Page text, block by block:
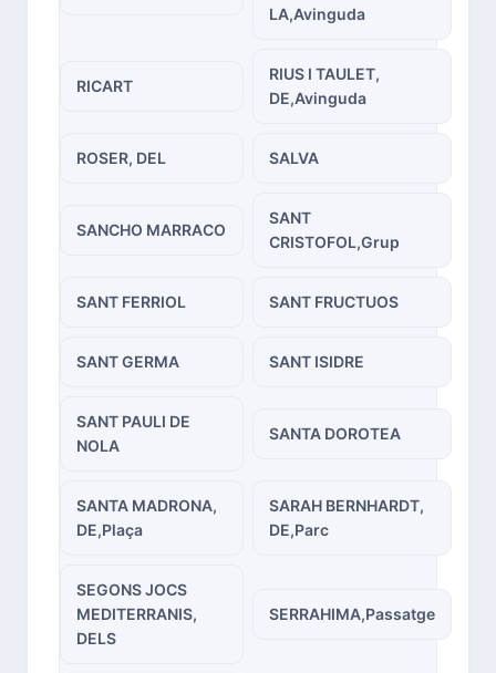
LA,Avinguda
RICART
RIUS I TAULET,
DE,Avinguda
ROSER, DEL SALVA
SANCHO MARRACO
SANT
CRISTOFOL,Grup
SANT FERRIOL SANT FRUCTUOS
SANT GERMA SANT ISIDRE
SANT PAULI DE
NOLA
SANTA DOROTEA
SANTA MADRONA,
DE,Plaça
SARAH BERNHARDT,
DE,Parc
SEGONS JOCS
MEDITERRANIS,
DELS
SERRAHIMA,Passatge